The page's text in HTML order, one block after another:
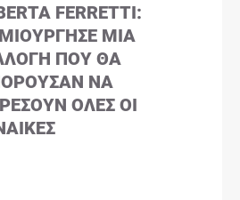
FERRETTI:
ΜΊΑ
ΠΟΥ ΘΑ
ΝΑ
ΌΛΕΣ ΟΙ